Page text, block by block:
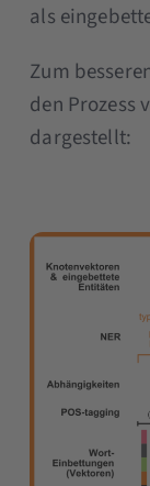
als
Zum
den Prozess
dargestellt: